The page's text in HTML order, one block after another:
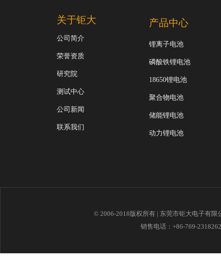
关于钜大
公司简介
荣誉资质
研究院
测试中心
公司新闻
联系我们
产品中心
锂离子电池
磷酸铁锂电池
18650锂电池
聚合物电池
储能锂电池
动力锂电池
© 2006-2018版权所有 | 东莞市钜大电子有
销售电话：+86-769-